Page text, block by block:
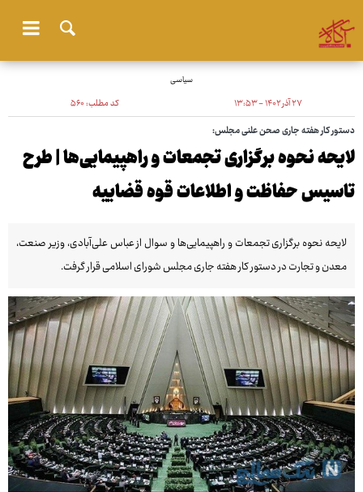
سیاسی
۲۷ آذر ۱۴۰۲ - ۱۳:۵۳ کد مطلب:۵۶۰
دستور کار هفته جاری صحن علنی مجلس:
لایحه نحوه برگزاری تجمعات و راهپیمایی‌ها | طرح
تاسیس حفاظت و اطلاعات قوه قضاییه
لایحه نحوه برگزاری تجمعات و راهپیمایی‌ها و سوال از عباس علی‌آبادی، وزیر صنعت،
معدن و تجارت در دستور کار هفته جاری مجلس شورای اسلامی قرار گرفت.